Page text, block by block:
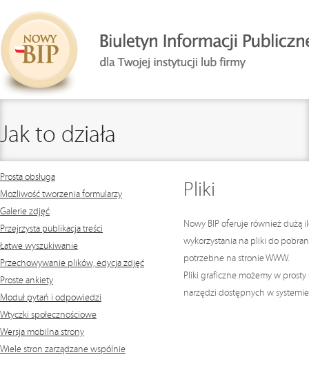
Jak to działa
Prosta obsługa
Możliwość tworzenia formularzy
Galerie zdjęć
Przejrzysta publikacja treści
Łatwe wyszukiwanie
Przechowywanie plików, edycja zdjęć
Proste ankiety
Moduł pytań i odpowiedzi
Wtyczki społecznościowe
Wersja mobilna strony
Wiele stron zarządzane wspólnie
Pliki
Nowy BIPoferuje również dużą
wykorzystania na pliki do
potrzebne na stronie WWW.
Pliki graficzne możemy w
narzędzi dostępnych w